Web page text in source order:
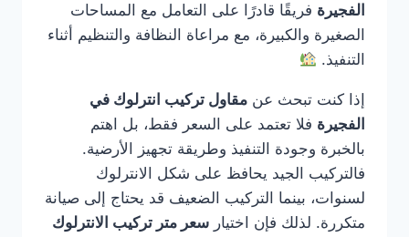
الفجيرة فريقًا قادرًا على التعامل مع المساحات
الصغيرة والكبيرة، مع مراعاة النظافة والتنظيم أثناء
التنفيذ.
إذا كنت تبحث عن مقاول تركيب انترلوك في
الفجيرة فلا تعتمد على السعر فقط، بل اهتم
بالخبرة وجودة التنفيذ وطريقة تجهيز الأرضية.
فالتركيب الجيد يحافظ على شكل الانترلوك
لسنوات، بينما التركيب الضعيف قد يحتاج إلى صيانة
متكررة. لذلك فإن اختيار سعر متر تركيب الانترلوك